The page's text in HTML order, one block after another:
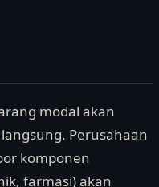
modal akan
Perusahaan
komponen
farmasi) akan